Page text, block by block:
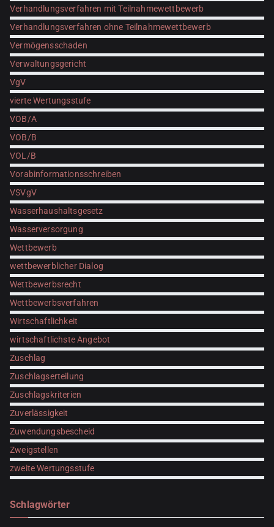
Verhandlungsverfahren mit Teilnahmewettbewerb
Verhandlungsverfahren ohne Teilnahmewettbewerb
Vermögensschaden
Verwaltungsgericht
VgV
vierte Wertungsstufe
VOB/A
VOB/B
VOL/B
Vorabinformationsschreiben
VSVgV
Wasserhaushaltsgesetz
Wasserversorgung
Wettbewerb
wettbewerblicher Dialog
Wettbewerbsrecht
Wettbewerbsverfahren
Wirtschaftlichkeit
wirtschaftlichste Angebot
Zuschlag
Zuschlagserteilung
Zuschlagskriterien
Zuverlässigkeit
Zuwendungsbescheid
Zweigstellen
zweite Wertungsstufe
Schlagwörter